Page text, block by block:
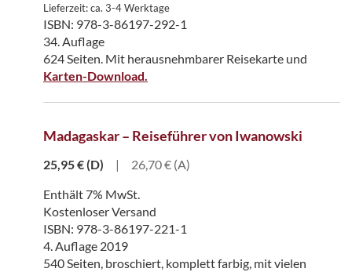
Lieferzeit: ca. 3-4 Werktage
ISBN: 978-3-86197-292-1
34. Auflage
624 Seiten. Mit herausnehmbarer Reisekarte und
Karten-Download.
Madagaskar – Reiseführer von Iwanowski
25,95€(D) |
26,70 € (A)
Enthält 7% MwSt.
Kostenloser Versand
ISBN: 978-3-86197-221-1
4. Auflage 2019
540 Seiten, broschiert, komplett farbig, mit vielen